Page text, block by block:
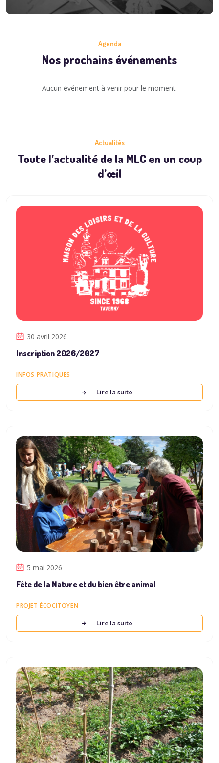
Agenda
Nos prochains événements
Aucun événement à venir pour le moment.
Actualités
Toute l’actualité de la MLC en un coup
d’œil
30 avril 2026
Inscription 2026/2027
INFOS PRATIQUES
Lire la suite
5 mai 2026
Fête de la Nature et du bien être animal
PROJET ÉCOCITOYEN
Lire la suite